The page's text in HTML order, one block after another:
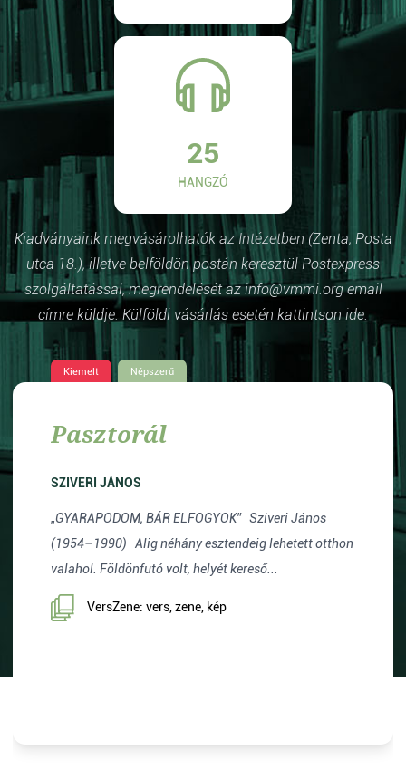
25
HANGZÓ
Kiadványaink megvásárolhatók az Intézetben (Zenta, Posta
utca 18.), illetve belföldön postán keresztül Postexpress
szolgáltatással, megrendelését az info@vmmi.org email
címre küldje. Külföldi vásárlás esetén kattintson ide.
Kiemelt Népszerű
Pasztorál
SZIVERI JÁNOS
„GYARAPODOM, BÁR ELFOGYOK” Sziveri János
(1954–1990) Alig néhány esztendeig lehetett otthon
valahol. Földönfutó volt, helyét kereső...
VersZene: vers, zene, kép